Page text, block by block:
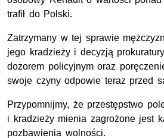
trafił do Polski.
Zatrzymany w tej sprawie
jego kradzieży i decyzją
dozorem policyjnym oraz
swoje czyny odpowie teraz przed
Przypomnijmy, że przestępstwo
i kradzieży mienia zagrożone jest
pozbawienia wolności.